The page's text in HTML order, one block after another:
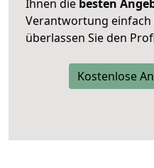
Ihnen die besten
Verantwortung
überlassen Sie den
Kostenlose